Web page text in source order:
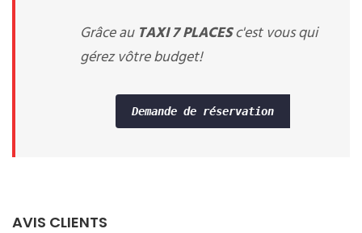
Grâce au TAXI 7 PLACESc'est vous qui
gérez vôtre budget!
Demande de réservation
AVIS CLIENTS